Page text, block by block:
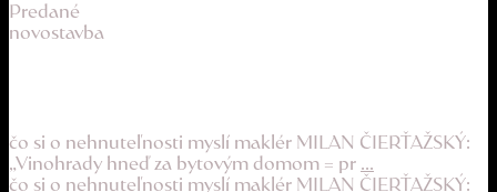
Predané
novostavba
čo si o nehnuteľnosti myslí maklér MILAN ČIERŤAŽSKÝ:
„Vinohrady hneď za bytovým domom = pr ...
čo si o nehnuteľnosti myslí maklér MILAN ČIERŤAŽSKÝ: